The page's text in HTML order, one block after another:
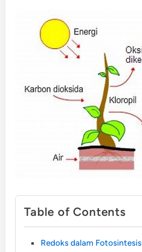
Table of Contents
Redoks dalam Fotosintesis